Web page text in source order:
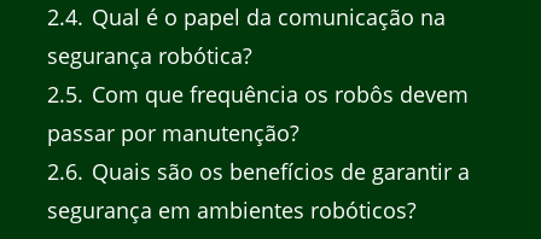
2.4 Qual é o papel da comunicação na
segurança robótica?
2.5 Com que frequência os robôs devem
passar por manutenção?
2.6 Quais são os benefícios de garantir a
segurança em ambientes robóticos?